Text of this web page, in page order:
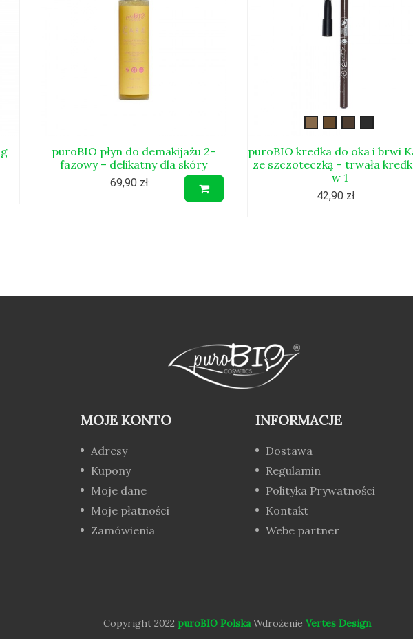
puroBIO płyn do demakijażu 2-
fazowy – delikatny dla skóry
69,90 zł
puroBIO kredka do oka i brwi
ze szczoteczką – trwała
w 1
42,90 zł
MOJE KONTO
Adresy
Kupony
Moje dane
Moje płatności
Zamówienia
INFORMACJE
Dostawa
Regulamin
Polityka Prywatności
Kontakt
Webe partner
Copyright 2022 puroBIO PolskaWdrożenie Vertes Design